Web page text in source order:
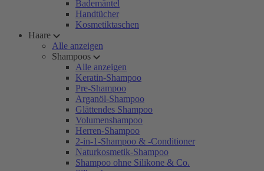
Bademäntel
Handtücher
Kosmetiktaschen
Haare
Alle anzeigen
Shampoos
Alle anzeigen
Keratin-Shampoo
Pre-Shampoo
Arganöl-Shampoo
Glättendes Shampoo
Volumenshampoo
Herren-Shampoo
2-in-1-Shampoo & -Conditioner
Naturkosmetik-Shampoo
Shampoo ohne Silikone & Co.